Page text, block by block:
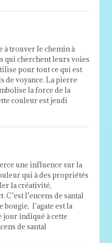
à trouver le chemin à
qui cherchent leurs voies
pour tout ce qui est
de voyance. La pierre
la force de la
couleur est jeudi
une influence sur la
qui à des propriétés
la créativité,
l’encens de santal
bougie, l’agate est la
indiqué à cette
de santal